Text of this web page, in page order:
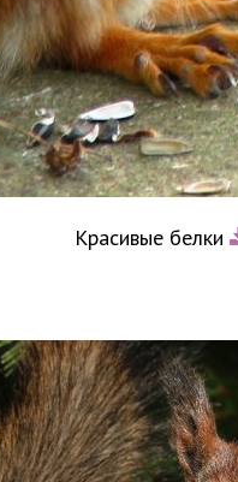
Красивые белки